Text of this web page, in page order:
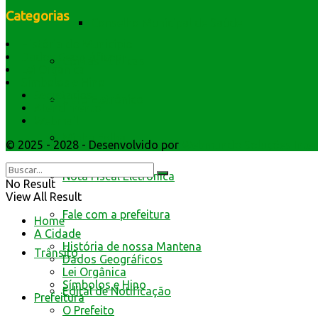
Minha Folha
Nota Fiscal Eletrônica
Fale com a prefeitura
Trânsito
Edital de Notificação
Categorias
Dados Geográficos
Secretarios
© 2025 - 2028 - Desenvolvido por
No Result
View All Result
Home
A Cidade
História de nossa Mantena
Dados Geográficos
Lei Orgânica
Símbolos e Hino
Prefeitura
O Prefeito